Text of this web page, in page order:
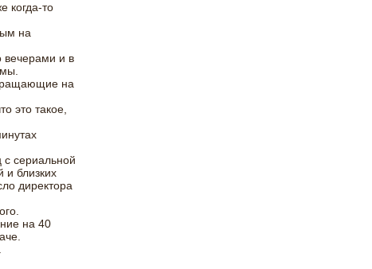
когда-то
на
вечерами и в
на
это такое,
сериальной
и близких
директора
на 40